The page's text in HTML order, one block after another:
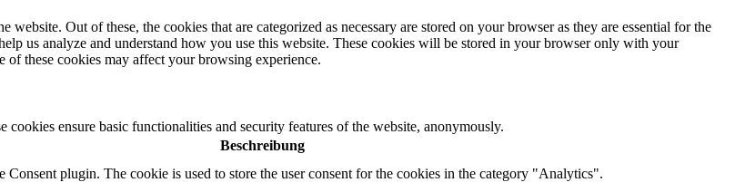
Out of these, the cookies that are categorized as necessary are stored on your browser as they are essential for the
us analyze and understand how you use this website. These cookies will be stored in your browser only with your
these cookies may affect your browsing experience.
ensure basic functionalities and security features of the website, anonymously.
Beschreibung
plugin. The cookie is used to store the user consent for the cookies in the category "Analytics".